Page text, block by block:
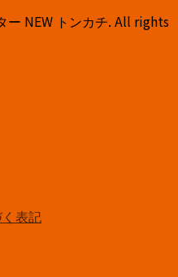
NEW トンカチ. All rights
表記